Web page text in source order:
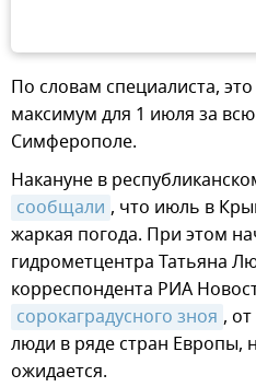
По словам специалиста,
максимум для 1 июля за
Симферополе.
Накануне в
сообщали , что июль в
жаркая погода. При этом
гидрометцентра Татьяна
корреспондента РИА
сорокаградусного зноя ,
люди в ряде стран Европы,
ожидается.